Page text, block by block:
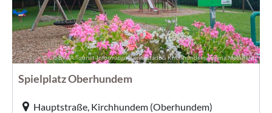
© CC-BY-SA Tourist-Information Lennestadt & Kirchhundem, Verena Meinhardt
Spielplatz Oberhundem
Hauptstraße, Kirchhundem (Oberhundem)